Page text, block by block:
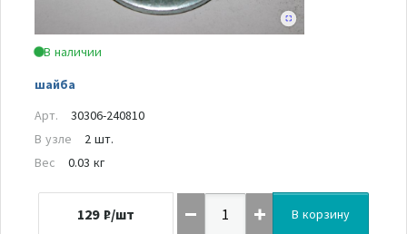
В наличии
шайба
Арт.
30306-240810
В узле
2 шт.
Вес
0.03 кг
129 ₽/шт В корзину